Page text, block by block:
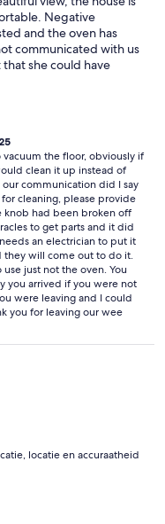
Negative
and the oven has
communicated with us
she could have
previous guest leaving
will charge additional
the floor, obviously if
clean it up instead of
communication did I say
cleaning, please provide
knob had been broken off
to get parts and it did
an electrician to put it
they will come out to do it.
just not the oven. You
you arrived if you were not
were leaving and I could
you for leaving our wee
locatie en accuraatheid